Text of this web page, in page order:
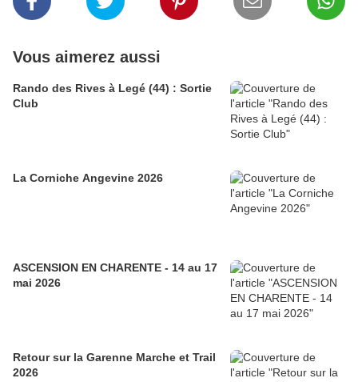
Vous aimerez aussi
Rando des Rives à Legé (44) : Sortie
Club
La Corniche Angevine 2026
ASCENSION EN CHARENTE - 14 au 17
mai 2026
Retour sur la Garenne Marche et Trail
2026